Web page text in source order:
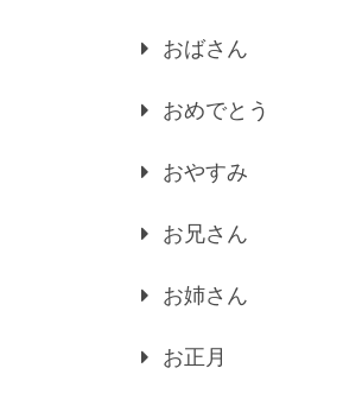
おばさん
おめでとう
おやすみ
お兄さん
お姉さん
お正月